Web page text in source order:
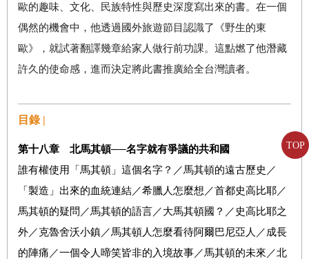
TOP
歐的趣味、文化、民族特性與歷史深度寫出來的書。在一個
偶然的機會中，他透過國外旅遊節目認識了《野生的東
歐》，就試著翻譯幾章給家人做行前功課。這點燃了他潛藏
許久的使命感，進而決定將此書推廣給全台灣讀者。
目錄 |
第十八章 北馬其頓──名字就有爭議的共和國
誰有權使用「馬其頓」這個名字？／馬其頓的遠古歷史／
「製造」出來的血統連結／希臘人怎麼想／首都史高比耶／
馬其頓的疑問／馬其頓的語言／大馬其頓國？／史高比耶之
外／克魯舍沃小鎮／馬其頓人怎麼看待阿爾巴尼亞人／成長
的陣痛／一個令人啼笑皆非的入境故事／馬其頓的未來／北